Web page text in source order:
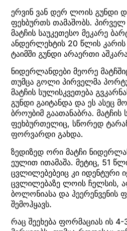
ერვინ ვან დერ ლოის გუნდი
ფეხბურთს თამაშობს.
მატჩის საუკეთესო მეკარე
ანდერლეხტის 20 წლის
ტაიმში გუნდი არაერთი
ნიდერლანდები მეორე
თუმცა გოლი პირველმა
მატჩის სულისკვეთება
გუნდი გაიტანდა და ეს ასეც
ბროუბიმ გაათანაბრა. მატჩის
ფეხბურთელიც, სწორედ
ფორვარდი გახდა.
ზედიზედ ორი მატჩი
ეულით ითამაშა. მეტიც, 51
ცვლილებებეიც კი იდენტური
ცვლილებაზე ლოის ჩელსის,
ბოლონიასა და ჰეერენვენის
შემოჰყავს.
რაც შეეხება ფორმაციას ის